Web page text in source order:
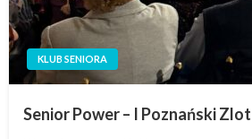
KLUB SENIORA
Senior Power – I Poznański